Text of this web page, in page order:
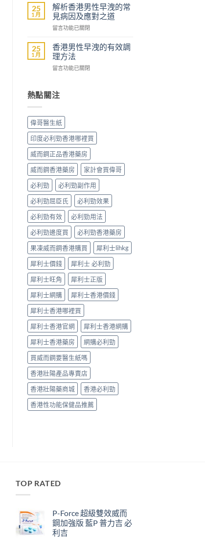
業
壯
產
購
物
平
早
洩
的
全
指
南〉
港
男
性
防
早
洩
小
中
25
1 月
解析香港男性早洩的常
見病因及應對之道
在
析
香
港
男
洩
見
病
因
及
應
對
之
道〉
留言功能已關閉
25
1 月
香港男性早洩的有效調
理方法
在
男
性
洩
的
有
效
調
理
方
法〉
留言功能已關閉
熱點關注
偉哥醫生紙
印度必利勁香港哪裡買
威而鋼正品香港藥房
威而鋼香港藥房
家計會買偉哥
必利勁
必利勁副作用
必利勁屈臣氏
必利勁效果
必利勁有效
必利勁用法
必利勁邊度買
必利勁香港藥房
果凍威而鋼香港購買
犀利士lihkg
犀利士價錢
犀利士 必利勁
犀利士旺角
犀利士正版
犀利士網購
犀利士香港價錢
犀利士香港哪裡買
犀利士香港官網
犀利士香港網購
犀利士香港藥房
網購必利勁
買威而鋼要醫生紙嗎
香港壯陽產品專賣店
香港壯陽藥商城
香港必利勁
香港性功能保健品推薦
TOP RATED
P-Force 超級雙效威而
鋼加強版 藍P 普力吉 必
利吉